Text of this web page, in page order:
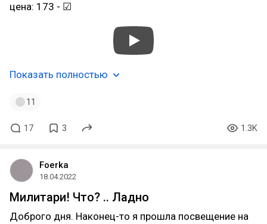
цена: 173 - ☑
Показать полностью
11
17 3 1.3K
Foerka
18.04.2022
Милитари! Что? .. Ладно
Доброго дня. Наконец-то я прошла посвещение на